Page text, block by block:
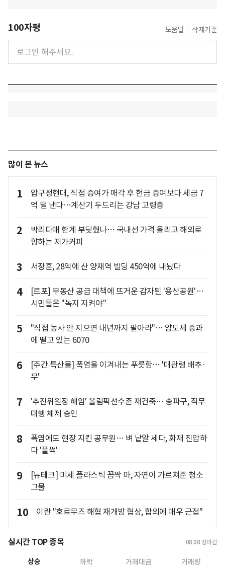
100자평 도움말 삭제기준
많이 본 뉴스
1
압구정현대, 직접 증여가 매각 후 현금 증여보다 세금 7
억 덜 낸다…계산기 두드리는 강남 고령층
2
박리다매 한계 부딪혔나… 국내선 가격 올리고 해외로
향하는 저가커피
3 서장훈, 28억에 산 양재역 빌딩 450억에 내놨다
4
[르포] 부동산 공급 대책에 뜨거운 감자된 '용산공원'…
시민들은 "녹지 지켜야"
5
"직접 농사 안 지으면 내년까지 팔아라"… 양도세 중과
에 떨고 있는 6070
6
[주간 특산물] 폭염을 이겨내는 푸릇함… '대관령 배추·
무'
7
'추진위원장 해임' 올림픽선수촌 재건축… 송파구, 직무
대행 체제 승인
8
폭염에도 현장 지킨 공무원… 벼 낱알 세다, 화재 진압하
다 '풀썩'
9
[뉴테크] 미세 플라스틱 꼼짝 마, 자연이 가르쳐준 청소
그물
10 이란 "호르무즈 해협 재개방 협상, 합의에 매우 근접"
실시간 TOP 종목 08.08 장마감
상승 하락 거래대금 거래량